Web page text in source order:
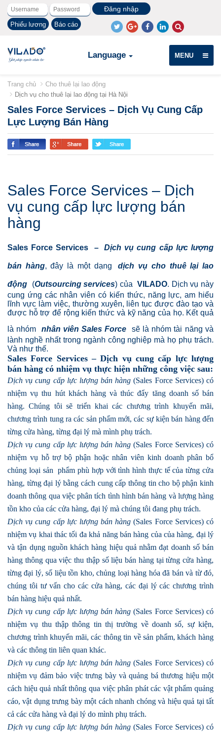
Phiếu lương Báo cáo
Language MENU
Trang chủ
Cho thuê lại lao động
Dịch vụ cho thuê lại lao động tại Hà Nội
Sales Force Services – Dịch Vụ Cung Cấp
Lực Lượng Bán Hàng
Sales Force Services – Dịch
vụ cung cấp lực lượng bán
hàng
Sales Force Services – Dịch vụ cung cấp lực lượng
bán hàng, đây là một dạng dịch vụ cho thuê lại lao
động (Outsourcing services) của VILADO. Dịch vụ này
cung ứng các nhân viên có kiến thức, năng lực, am hiểu
lĩnh vực làm việc, thường xuyên, liên tục được đào tạo và
được hỗ trợ để rộng kiến thức và kỹ năng của họ. Kết quả
là nhóm
nhân viên Sales Force
sẽ là nhóm tài năng và
lành nghề nhất trong ngành công nghiệp mà họ phụ trách.
Và như thế.
Sales Force Services – Dịch vụ cung cấp lực lượng
bán hàng có nhiệm vụ thực hiện những công việc sau:
Dịch vụ cung cấp lực lượng bán hàng(Sales Force Services) có
nhiệm vụ thu hút khách hàng và thúc đẩy tăng doanh số bán
hàng. Chúng tôi sẽ triển khai các chương trình khuyến mãi,
chương trình tung ra các sản phẩm mới, các sự kiện bán hàng đến
từng cửa hàng, từng đại lý mà mình phụ trách.
Dịch vụ cung cấp lực lượng bán hàng(Sales Force Services) có
nhiệm vụ hỗ trợ bộ phận hoặc nhân viên kinh doanh phân bổ
chủng loại sản phẩm phù hợp với tình hình thực tế của từng cửa
hàng, từng đại lý bằng cách cung cấp thông tin cho bộ phận kinh
doanh thông qua việc phân tích tình hình bán hàng và lượng hàng
tồn kho của các cửa hàng, đại lý mà chúng tôi đang phụ trách.
Dịch vụ cung cấp lực lượng bán hàng(Sales Force Services) có
nhiệm vụ khai thác tối đa khả năng bán hàng của của hàng, đại lý
và tận dụng nguồn khách hàng hiệu quả nhằm đạt doanh số bán
hàng thông qua việc thu thập số liệu bán hàng tại từng cửa hàng,
từng đại lý, số liệu tồn kho, chủng loại hàng hóa đã bán và từ đó,
chúng tôi tư vấn cho các cửa hàng, các đại lý các chương trình
bán hàng hiệu quả nhất.
Dịch vụ cung cấp lực lượng bán hàng(Sales Force Services) có
nhiệm vụ thu thập thông tin thị trường về doanh số, sự kiện,
chương trình khuyến mãi, các thông tin về sản phẩm, khách hàng
và các thông tin liên quan khác.
Dịch vụ cung cấp lực lượng bán hàng(Sales Force Services) có
nhiệm vụ đảm bảo việc trưng bày và quảng bá thương hiệu một
cách hiệu quả nhất thông qua việc phân phát các vật phẩm quảng
cáo, vật dụng trưng bày một cách nhanh chóng và hiệu quả tại tất
cả các cửa hàng và đại lý do mình phụ trách.
Dịch vụ cung cấp lực lượng bán hàng(Sales Force Services) có